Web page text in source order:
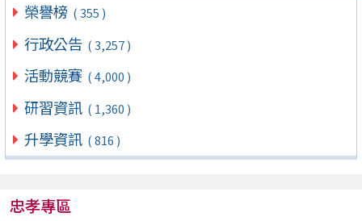
榮譽榜 ( 355 )
行政公告 ( 3,257 )
活動競賽 ( 4,000 )
研習資訊 ( 1,360 )
升學資訊 ( 816 )
忠孝專區